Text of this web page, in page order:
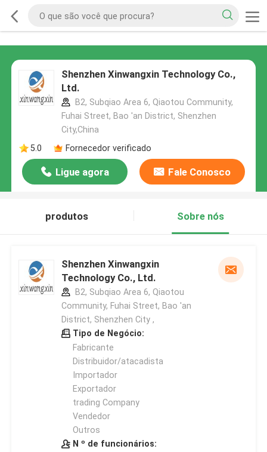
Shenzhen Xinwangxin Technology Co.,
Ltd.
B2, Subqiao Area 6, Qiaotou Community,
Fuhai Street, Bao 'an District, Shenzhen
City,China
5.0
Fornecedor verificado
Ligue agora Fale Conosco
produtos Sobre nós
Shenzhen Xinwangxin
Technology Co., Ltd.
B2, Subqiao Area 6, Qiaotou
Community, Fuhai Street, Bao 'an
District, Shenzhen City ,
Tipo de Negócio:
Fabricante
Distribuidor/atacadista
Importador
Exportador
trading Company
Vendedor
Outros
N º de funcionários: